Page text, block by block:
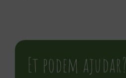
Et podem ajudar?